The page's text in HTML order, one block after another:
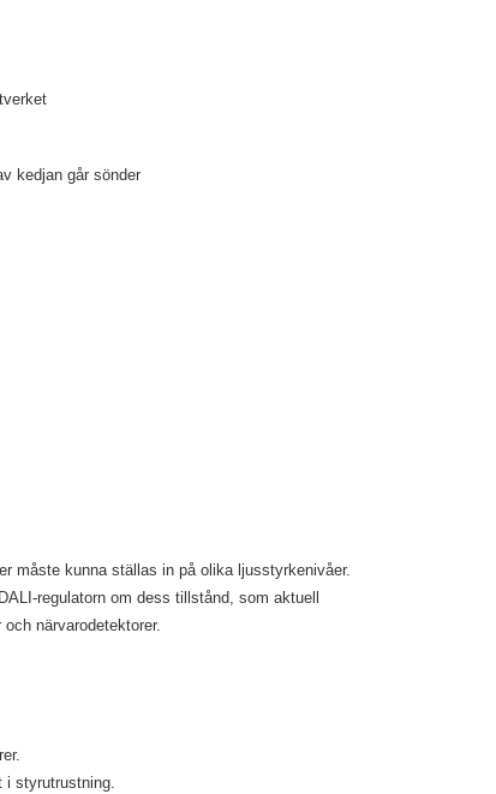
kedjan går sönder
måste kunna ställas in på olika ljusstyrkenivåer.
regulatorn om dess tillstånd, som aktuell
närvarodetektorer.
i styrutrustning.